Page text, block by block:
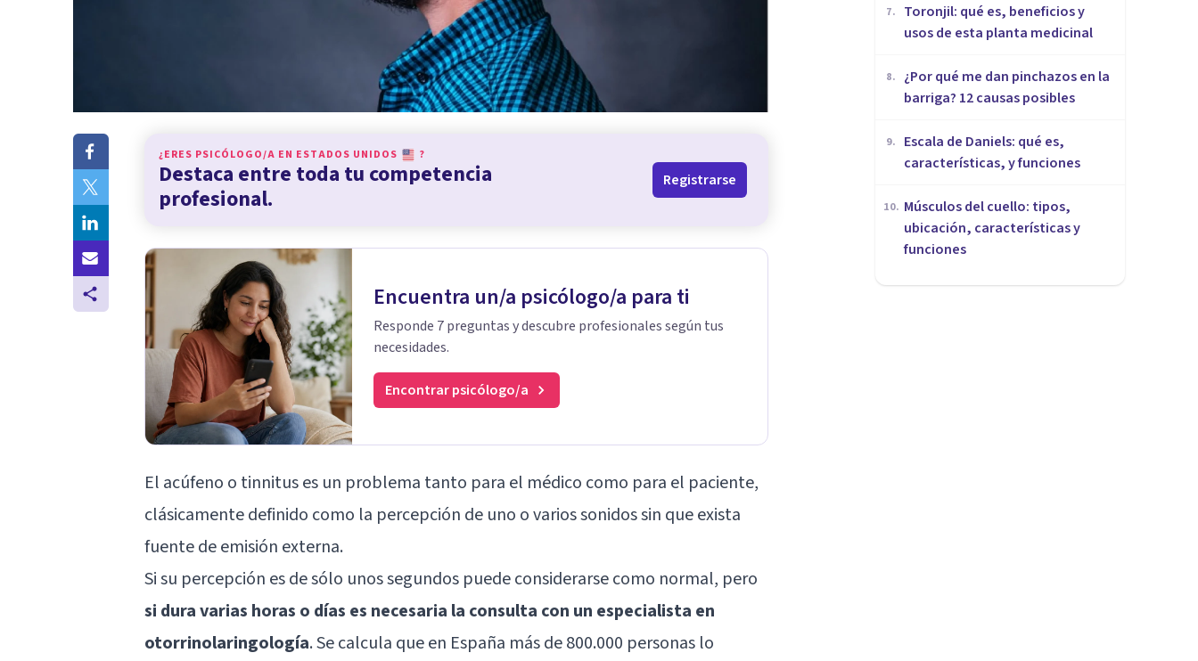
¿ERES PSICÓLOGO/A EN ESTADOS UNIDOS ?
Destaca entre toda tu competencia
profesional.
Registrarse
Encuentra un/a psicólogo/a para ti
Responde 7 preguntas y descubre profesionales según tus
necesidades.
Encontrar psicólogo/a
El acúfeno o tinnitus es un problema tanto para el médico como para el paciente,
clásicamente definido como la percepción de uno o varios sonidos sin que exista
fuente de emisión externa.
Si su percepción es de sólo unos segundos puede considerarse como normal, pero
si dura varias horas o días es necesaria la consulta con un especialista en
otorrinolaringología. Se calcula que en España más de 800.000 personas lo
7.
Toronjil: qué es, beneficios y
usos de esta planta medicinal
8.
¿Por qué me dan pinchazos en la
barriga? 12 causas posibles
9.
Escala de Daniels: qué es,
características, y funciones
10. Músculos del cuello: tipos,
ubicación, características y
funciones